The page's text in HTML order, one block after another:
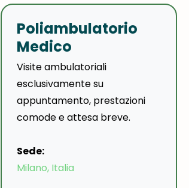
Poliambulatorio
Medico
Visite ambulatoriali
esclusivamente su
appuntamento, prestazioni
comode e attesa breve.
Sede:
Milano, Italia